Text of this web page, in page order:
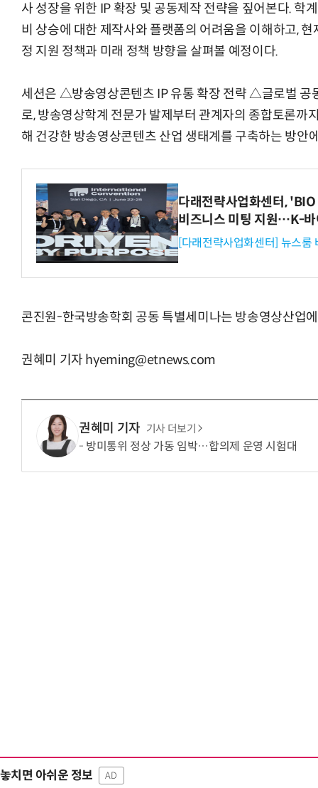
사 성장을 위한 IP 확장 및 공동제작 전략을 짚어본다. 학
비 상승에 대한 제작사와 플랫폼의 어려움을 이해하고,
정 지원 정책과 미래 정책 방향을 살펴볼 예정이다.
세션은 △방송영상콘텐츠 IP 유통 확장 전략 △글로벌
로, 방송영상학계 전문가 발제부터 관계자의 종합토론까
해 건강한 방송영상콘텐츠 산업 생태계를 구축하는 방안
다래전략사업화센터,
비즈니스 미팅 지원…K-바
[다래전략사업화센터] 뉴스룸
콘진원-한국방송학회 공동 특별세미나는 방송영상산업
권혜미 기자 hyeming@etnews.com
권혜미 기자 기사 더보기
방미통위 정상 가동 임박…합의제 운영 시험대
놓치면 아쉬운 정보 AD